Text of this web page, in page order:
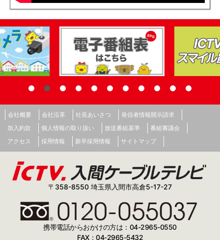
会社概要 会社沿革 社長あいさつ
発信者情報開示請求
加入約款
個人情報の取り扱い 放送番組基準
番組審議会
アクセス
採用情報 新卒採用情報 サイトマップ
〒358-8550 埼玉県入間市高倉5-17-27
携帯電話からおかけの方は：04-2965-0550
FAX：04-2965-5432